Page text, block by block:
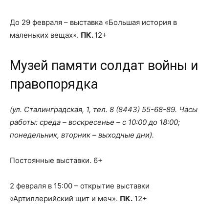
До 29 февраля – выставка «Большая история в
маленьких вещах». ПК.12+
Музей памяти солдат войны и
правопорядка
(ул. Сталинградская, 1, тел. 8 (8443) 55-68-89. Часы
работы: среда – воскресенье – с 10:00 до 18:00;
понедельник, вторник – выходные дни).
Постоянные выставки. 6+
2 февраля в 15:00 – открытие выставки
«Артиллерийский щит и меч». ПК. 12+